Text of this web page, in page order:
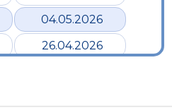
04.05.2026
26.04.2026